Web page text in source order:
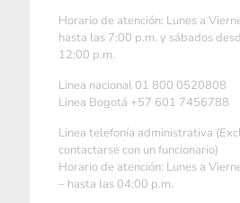
Horario de atención: Lunes a
hasta las 7:00 p.m. y sábados
12:00 p.m.
Linea nacional 01 800 0520808
Linea Bogotá +57 601 7456788
Linea telefonía administrativa
contactarse con un funcionario)
Horario de atención: Lunes a
– hasta las 04:00 p.m.